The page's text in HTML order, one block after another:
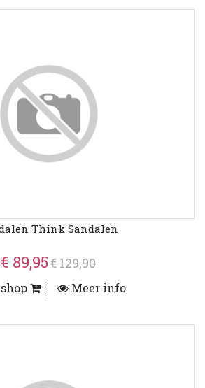
Think Sandalen
€ 89,95€ 129,90
Meer info